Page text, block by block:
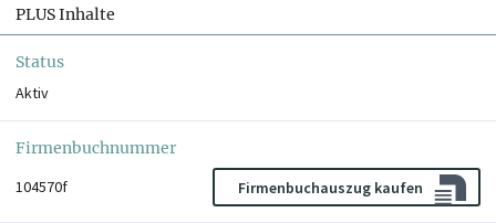
PLUS Inhalte
Status
Aktiv
Firmenbuchnummer
104570f
Firmenbuchauszug kaufen